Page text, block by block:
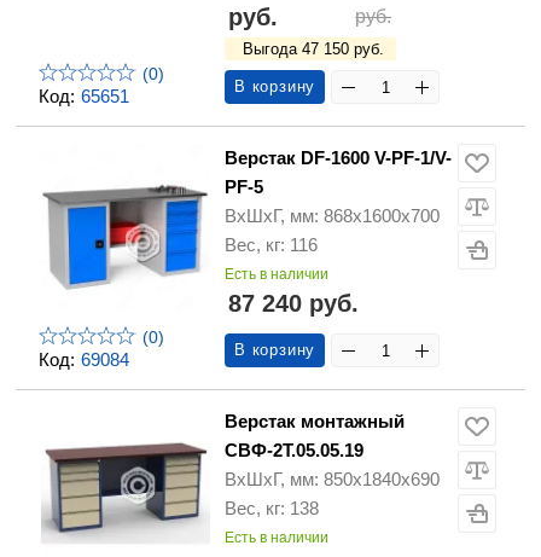
Код: 65651
(0)
руб.
руб.
Выгода 47 150 руб.
В корзину
Код: 69084
(0)
Верстак DF-1600 V-PF-1/V-
PF-5
ВхШхГ, мм: 868х1600х700
Вес, кг: 116
Есть в наличии
87 240 руб.
В корзину
Верстак монтажный
СВФ-2Т.05.05.19
ВхШхГ, мм: 850х1840х690
Вес, кг: 138
Есть в наличии